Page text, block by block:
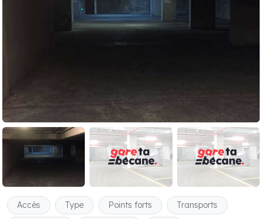
Accès Type Points forts
Transports